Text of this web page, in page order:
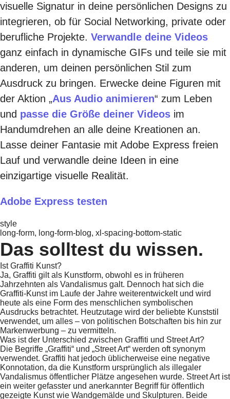
visuelle Signatur in deine persönlichen Designs zu
integrieren, ob für Social Networking, private oder
berufliche Projekte. Verwandle deine Videos
ganz einfach in dynamische GIFs und teile sie mit
anderen, um deinen persönlichen Stil zum
Ausdruck zu bringen. Erwecke deine Figuren mit
der Aktion „Aus Audio animieren“ zum Leben
und passe die Größe deiner Videos im
Handumdrehen an alle deine Kreationen an.
Lasse deiner Fantasie mit Adobe Express freien
Lauf und verwandle deine Ideen in eine
einzigartige visuelle Realität.
Adobe Express testen
style
long-form, long-form-blog, xl-spacing-bottom-static
Das solltest du wissen.
Ist Graffiti Kunst?
Ja, Graffiti gilt als Kunstform, obwohl es in früheren
Jahrzehnten als Vandalismus galt. Dennoch hat sich die
Graffiti-Kunst im Laufe der Jahre weiterentwickelt und wird
heute als eine Form des menschlichen symbolischen
Ausdrucks betrachtet. Heutzutage wird der beliebte Kunststil
verwendet, um alles – von politischen Botschaften bis hin zur
Markenwerbung – zu vermitteln.
Was ist der Unterschied zwischen Graffiti und Street Art?
Die Begriffe „Graffiti“ und „Street Art“ werden oft synonym
verwendet. Graffiti hat jedoch üblicherweise eine negative
Konnotation, da die Kunstform ursprünglich als illegaler
Vandalismus öffentlicher Plätze angesehen wurde. Street Art ist
ein weiter gefasster und anerkannter Begriff für öffentlich
gezeigte Kunst wie Wandgemälde und Skulpturen. Beide